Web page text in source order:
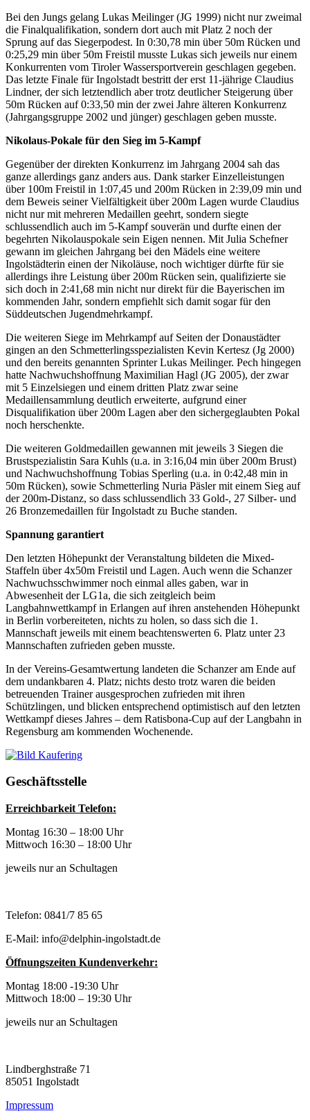
Bei den Jungs gelang Lukas Meilinger (JG 1999) nicht nur zweimal
die Finalqualifikation, sondern dort auch mit Platz 2 noch der
Sprung auf das Siegerpodest. In 0:30,78 min über 50m Rücken und
0:25,29 min über 50m Freistil musste Lukas sich jeweils nur einem
Konkurrenten vom Tiroler Wassersportverein geschlagen gegeben.
Das letzte Finale für Ingolstadt bestritt der erst 11-jährige Claudius
Lindner, der sich letztendlich aber trotz deutlicher Steigerung über
50m Rücken auf 0:33,50 min der zwei Jahre älteren Konkurrenz
(Jahrgangsgruppe 2002 und jünger) geschlagen geben musste.
Nikolaus-Pokale für den Sieg im 5-Kampf
Gegenüber der direkten Konkurrenz im Jahrgang 2004 sah das
ganze allerdings ganz anders aus. Dank starker Einzelleistungen
über 100m Freistil in 1:07,45 und 200m Rücken in 2:39,09 min und
dem Beweis seiner Vielfältigkeit über 200m Lagen wurde Claudius
nicht nur mit mehreren Medaillen geehrt, sondern siegte
schlussendlich auch im 5-Kampf souverän und durfte einen der
begehrten Nikolauspokale sein Eigen nennen. Mit Julia Schefner
gewann im gleichen Jahrgang bei den Mädels eine weitere
Ingolstädterin einen der Nikoläuse, noch wichtiger dürfte für sie
allerdings ihre Leistung über 200m Rücken sein, qualifizierte sie
sich doch in 2:41,68 min nicht nur direkt für die Bayerischen im
kommenden Jahr, sondern empfiehlt sich damit sogar für den
Süddeutschen Jugendmehrkampf.
Die weiteren Siege im Mehrkampf auf Seiten der Donaustädter
gingen an den Schmetterlingsspezialisten Kevin Kertesz (Jg 2000)
und den bereits genannten Sprinter Lukas Meilinger. Pech hingegen
hatte Nachwuchshoffnung Maximilian Hagl (JG 2005), der zwar
mit 5 Einzelsiegen und einem dritten Platz zwar seine
Medaillensammlung deutlich erweiterte, aufgrund einer
Disqualifikation über 200m Lagen aber den sichergeglaubten Pokal
noch herschenkte.
Die weiteren Goldmedaillen gewannen mit jeweils 3 Siegen die
Brustspezialistin Sara Kuhls (u.a. in 3:16,04 min über 200m Brust)
und Nachwuchshoffnung Tobias Sperling (u.a. in 0:42,48 min in
50m Rücken), sowie Schmetterling Nuria Päsler mit einem Sieg auf
der 200m-Distanz, so dass schlussendlich 33 Gold-, 27 Silber- und
26 Bronzemedaillen für Ingolstadt zu Buche standen.
Spannung garantiert
Den letzten Höhepunkt der Veranstaltung bildeten die Mixed-
Staffeln über 4x50m Freistil und Lagen. Auch wenn die Schanzer
Nachwuchsschwimmer noch einmal alles gaben, war in
Abwesenheit der LG1a, die sich zeitgleich beim
Langbahnwettkampf in Erlangen auf ihren anstehenden Höhepunkt
in Berlin vorbereiteten, nichts zu holen, so dass sich die 1.
Mannschaft jeweils mit einem beachtenswerten 6. Platz unter 23
Mannschaften zufrieden geben musste.
In der Vereins-Gesamtwertung landeten die Schanzer am Ende auf
dem undankbaren 4. Platz; nichts desto trotz waren die beiden
betreuenden Trainer ausgesprochen zufrieden mit ihren
Schützlingen, und blicken entsprechend optimistisch auf den letzten
Wettkampf dieses Jahres – dem Ratisbona-Cup auf der Langbahn in
Regensburg am kommenden Wochenende.
Geschäftsstelle
Erreichbarkeit Telefon:
Montag 16:30 – 18:00 Uhr
Mittwoch 16:30 – 18:00 Uhr
jeweils nur an Schultagen
Telefon: 0841/7 85 65
E-Mail: info@delphin-ingolstadt.de
Öffnungszeiten Kundenverkehr:
Montag 18:00 -19:30 Uhr
Mittwoch 18:00 – 19:30 Uhr
jeweils nur an Schultagen
Lindberghstraße 71
85051 Ingolstadt
Impressum